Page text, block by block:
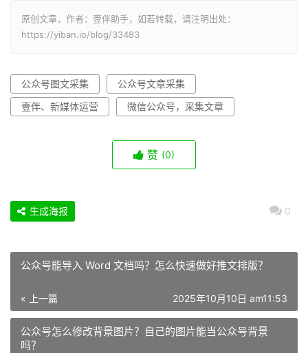
原创文章，作者：壹伴助手，如若转载，请注明出处：
https://yiban.io/blog/33483
公众号图文采集
公众号文章采集
壹伴、新媒体运营
微信公众号，采集文章
赞 (0)
0
生成海报
公众号能导入 Word 文档吗？怎么快速做好推文排版？
« 上一篇 2025年10月10日 am11:53
公众号怎么修改背景图片？自己的图片能当公众号背景
吗？